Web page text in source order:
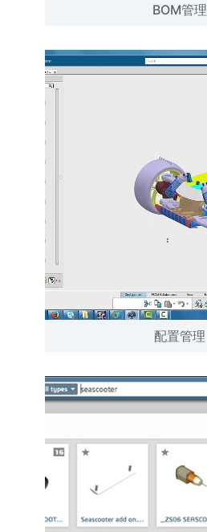
BOM管理
配置管理